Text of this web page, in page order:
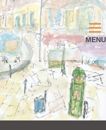
MENU